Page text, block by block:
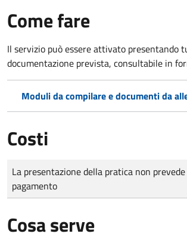
Come fare
Il servizio può essere attivato presentando
documentazione prevista, consultabile in
Moduli da compilare e documenti da
Costi
Tipo di pagamento
Importo
La presentazione della pratica non
pagamento
Cosa serve